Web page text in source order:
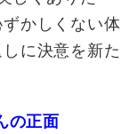
かしくない体
に決意を新た
の正面